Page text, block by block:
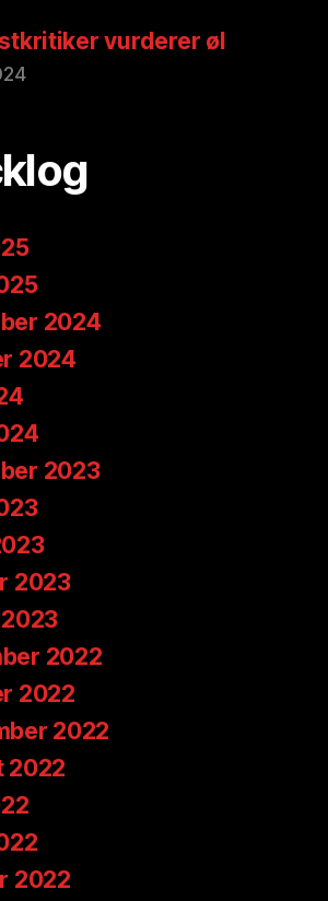
vurderer øl
2024
2024
2023
2023
2022
2022
2022
2022
2022